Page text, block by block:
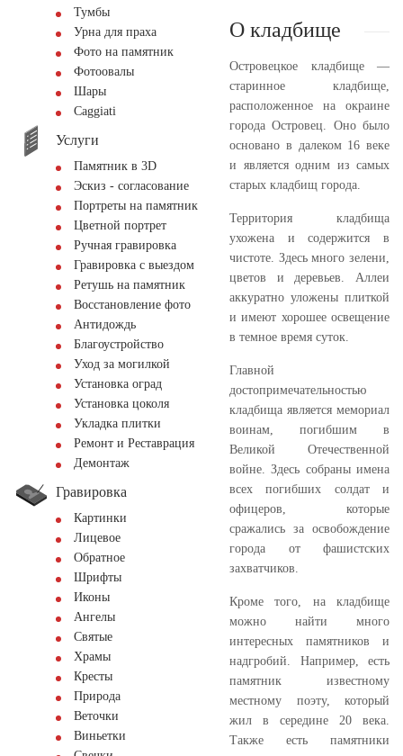
Тумбы
Урна для праха
Фото на памятник
Фотоовалы
Шары
Сaggiati
Услуги
Памятник в 3D
Эскиз - согласование
Портреты на памятник
Цветной портрет
Ручная гравировка
Гравировка с выездом
Ретушь на памятник
Восстановление фото
Антидождь
Благоустройство
Уход за могилкой
Установка оград
Установка цоколя
Укладка плитки
Ремонт и Реставрация
Демонтаж
Гравировка
Картинки
Лицевое
Обратное
Шрифты
Иконы
Ангелы
Святые
Храмы
Кресты
Природа
Веточки
Виньетки
О кладбище
Островецкое кладбище —
старинное кладбище,
расположенное на окраине
города Островец. Оно было
основано в далеком 16 веке
и является одним из самых
старых кладбищ города.
Территория кладбища
ухожена и содержится в
чистоте. Здесь много зелени,
цветов и деревьев. Аллеи
аккуратно уложены плиткой
и имеют хорошее освещение
в темное время суток.
Главной
достопримечательностью
кладбища является мемориал
воинам, погибшим в
Великой Отечественной
войне. Здесь собраны имена
всех погибших солдат и
офицеров, которые
сражались за освобождение
города от фашистских
захватчиков.
Кроме того, на кладбище
можно найти много
интересных памятников и
надгробий. Например, есть
памятник известному
местному поэту, который
жил в середине 20 века.
Также есть памятники